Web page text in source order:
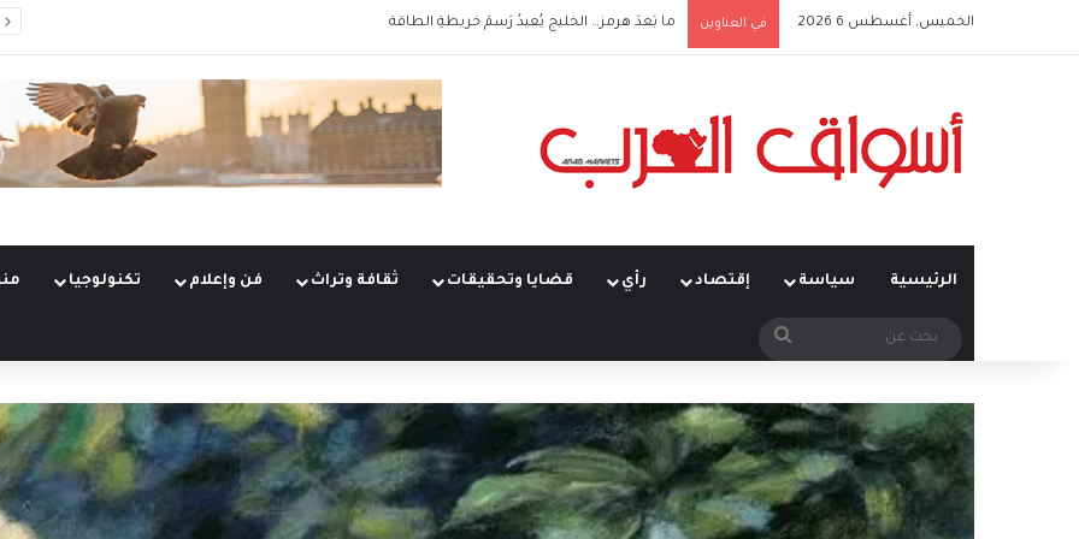
الخميس, أغسطس 6 2026 في العناوين الأردن وإعادةُ تَشكيلِ الشرق الأوسط… من إدارةِ الأزمات إلى بناءِ الدور
الرئيسية سياسة إقتصاد رأي قضايا وتحقيقات ثقافة وتراث فن وإعلام تكنولوجيا
بحث